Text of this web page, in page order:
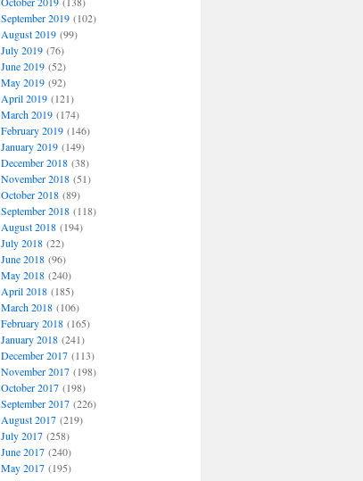
September 2019(102)
August 2019(99)
July 2019(76)
June 2019(52)
May 2019(92)
April 2019(121)
March 2019(174)
February 2019(146)
January 2019(149)
December 2018(38)
November 2018(51)
October 2018(89)
September 2018(118)
August 2018(194)
July 2018(22)
June 2018(96)
May 2018(240)
April 2018(185)
March 2018(106)
February 2018(165)
January 2018(241)
December 2017(113)
November 2017(198)
October 2017(198)
September 2017(226)
August 2017(219)
July 2017(258)
June 2017(240)
May 2017(195)